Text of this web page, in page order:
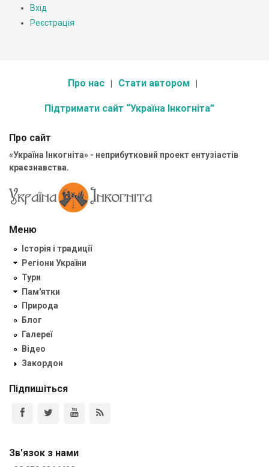
Вхід
Реєстрація
Про нас Стати автором
Підтримати сайт “Україна Інкогніта”
Про сайт
«Україна Інкогніта» - неприбутковий проект ентузіастів
краєзнавства.
Меню
Історія і традиції
Регіони України
Тури
Пам'ятки
Природа
Блог
Галереї
Відео
Закордон
Підпишіться
Зв'язок з нами